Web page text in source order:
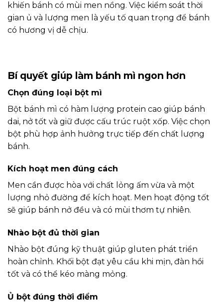
khiến bánh có mùi men nồng. Việc kiểm soát thời
gian ủ và lượng men là yếu tố quan trọng để bánh
có hương vị dễ chịu.
Bí quyết giúp làm bánh mì ngon hơn
Chọn đúng loại bột mì
Bột bánh mì có hàm lượng protein cao giúp bánh
dai, nở tốt và giữ được cấu trúc ruột xốp. Việc chọn
bột phù hợp ảnh hưởng trực tiếp đến chất lượng
bánh.
Kích hoạt men đúng cách
Men cần được hòa với chất lỏng ấm vừa và một
lượng nhỏ đường để kích hoạt. Men hoạt động tốt
sẽ giúp bánh nở đều và có mùi thơm tự nhiên.
Nhào bột đủ thời gian
Nhào bột đúng kỹ thuật giúp gluten phát triển
hoàn chỉnh. Khối bột đạt yêu cầu khi mịn, đàn hồi
tốt và có thể kéo màng mỏng.
Ủ bột đúng thời điểm